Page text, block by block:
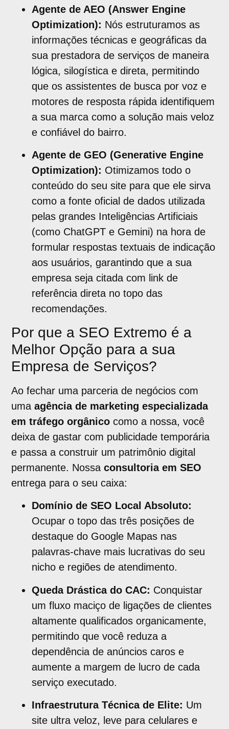
Agente de AEO (Answer Engine
Optimization): Nós estruturamos as
informações técnicas e geográficas da
sua prestadora de serviços de maneira
lógica, silogística e direta, permitindo
que os assistentes de busca por voz e
motores de resposta rápida identifiquem
a sua marca como a solução mais veloz
e confiável do bairro.
Agente de GEO (Generative Engine
Optimization): Otimizamos todo o
conteúdo do seu site para que ele sirva
como a fonte oficial de dados utilizada
pelas grandes Inteligências Artificiais
(como ChatGPT e Gemini) na hora de
formular respostas textuais de indicação
aos usuários, garantindo que a sua
empresa seja citada com link de
referência direta no topo das
recomendações.
Por que a SEO Extremo é a
Melhor Opção para a sua
Empresa de Serviços?
Ao fechar uma parceria de negócios com
uma agência de marketing especializada
em tráfego orgânico como a nossa, você
deixa de gastar com publicidade temporária
e passa a construir um patrimônio digital
permanente. Nossa consultoria em SEO
entrega para o seu caixa:
Domínio de SEO Local Absoluto:
Ocupar o topo das três posições de
destaque do Google Mapas nas
palavras-chave mais lucrativas do seu
nicho e regiões de atendimento.
Queda Drástica do CAC: Conquistar
um fluxo maciço de ligações de clientes
altamente qualificados organicamente,
permitindo que você reduza a
dependência de anúncios caros e
aumente a margem de lucro de cada
serviço executado.
Infraestrutura Técnica de Elite: Um
site ultra veloz, leve para celulares e